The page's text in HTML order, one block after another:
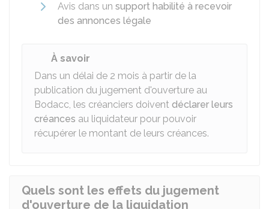
Avis dans un support habilité à recevoir
des annonces légale
À savoir
Dans un délai de 2 mois à partir de la
publication du jugement d'ouverture au
Bodacc, les créanciers doivent déclarer leurs
créances au liquidateur pour pouvoir
récupérer le montant de leurs créances.
Quels sont les effets du jugement
d'ouverture de la liquidation